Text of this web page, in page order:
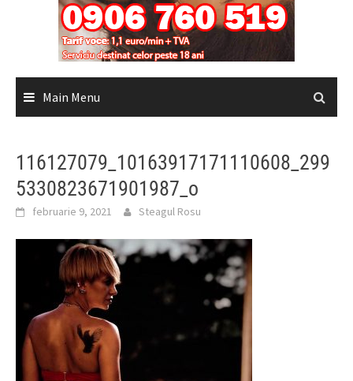
Main Menu
116127079_10163917171110608_299
5330823671901987_o
februarie 9, 2021 Steagul Rosu